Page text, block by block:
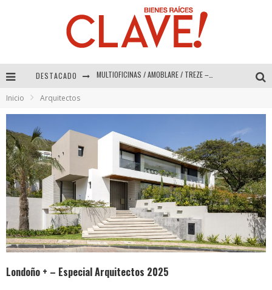
DESTACADO Abad Vergara Arquitectos – Especial Interiorismo & Decoración 2026
MULTIOFICINAS / AMOBLARE / TREZE – Especial Interiorismo & Decoración 2026
Inicio Arquitectos
Londoño + – Especial Arquitectos 2025